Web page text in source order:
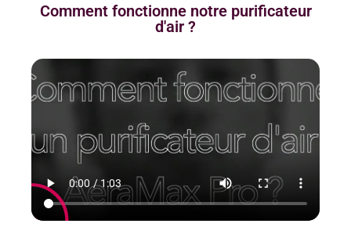
Comment fonctionne notre purificateur
d'air ?